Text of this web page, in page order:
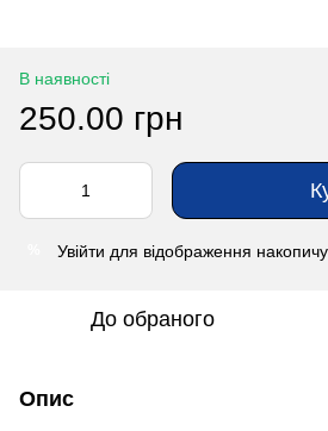
В наявності
250.00 грн
Увійти для відображення
До обраного
Опис